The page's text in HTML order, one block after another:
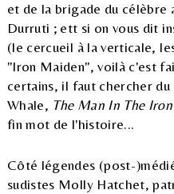
et de la brigade du célèbre
Durruti ; ett si on vous dit
(le cercueil à la verticale,
"Iron Maiden", voilà c'est
certains, il faut chercher du
Whale, The Man In The
fin mot de l'histoire...
Côté légendes (post-
sudistes Molly Hatchet,